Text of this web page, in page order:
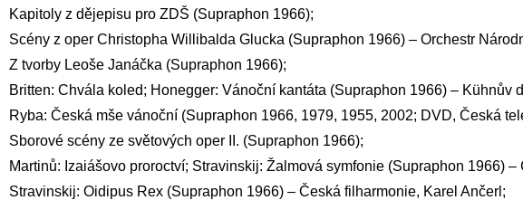
Kapitoly z dějepisu pro ZDŠ (Supraphon 1966);
Scény z oper Christopha Willibalda Glucka (Supraphon 1966) – Orchestr
Z tvorby Leoše Janáčka (Supraphon 1966);
Britten: Chvála koled; Honegger: Vánoční kantáta (Supraphon 1966) –
Ryba: Česká mše vánoční (Supraphon 1966, 1979, 1955, 2002; DVD, Česká
Sborové scény ze světových oper II. (Supraphon 1966);
Martinů: Izaiášovo proroctví; Stravinskij: Žalmová symfonie (Supraphon 1966)
Stravinskij: Oidipus Rex (Supraphon 1966) – Česká filharmonie, Karel Ančerl;